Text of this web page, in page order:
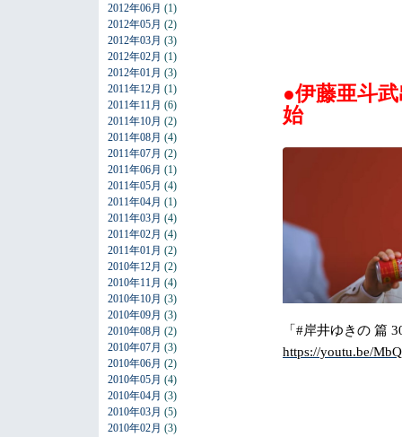
2012年06月 (1)
2012年05月 (2)
2012年03月 (3)
2012年02月 (1)
2012年01月 (3)
2011年12月 (1)
2011年11月 (6)
2011年10月 (2)
2011年08月 (4)
2011年07月 (2)
2011年06月 (1)
2011年05月 (4)
2011年04月 (1)
2011年03月 (4)
2011年02月 (4)
2011年01月 (2)
2010年12月 (2)
2010年11月 (4)
2010年10月 (3)
2010年09月 (3)
2010年08月 (2)
2010年07月 (3)
2010年06月 (2)
2010年05月 (4)
2010年04月 (3)
2010年03月 (5)
2010年02月 (3)
●伊藤亜斗
始
「#岸井ゆきの 篇
https://youtu.be/